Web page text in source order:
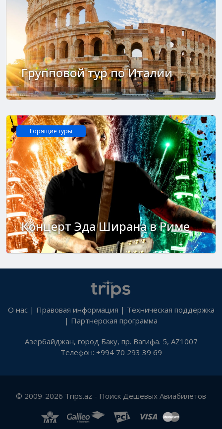
Групповой тур по Италии
Горящие туры
Концерт Эда Ширана в Риме
О нас| Правовая информация | Техническая поддержка
| Партнерская программа
Азербайджан, город Баку, пр. Вагифа. 5, AZ1007
Телефон: +994 70 293 39 69
© 2009-2026 Trips.az - Поиск Дешевых Авиабилетов